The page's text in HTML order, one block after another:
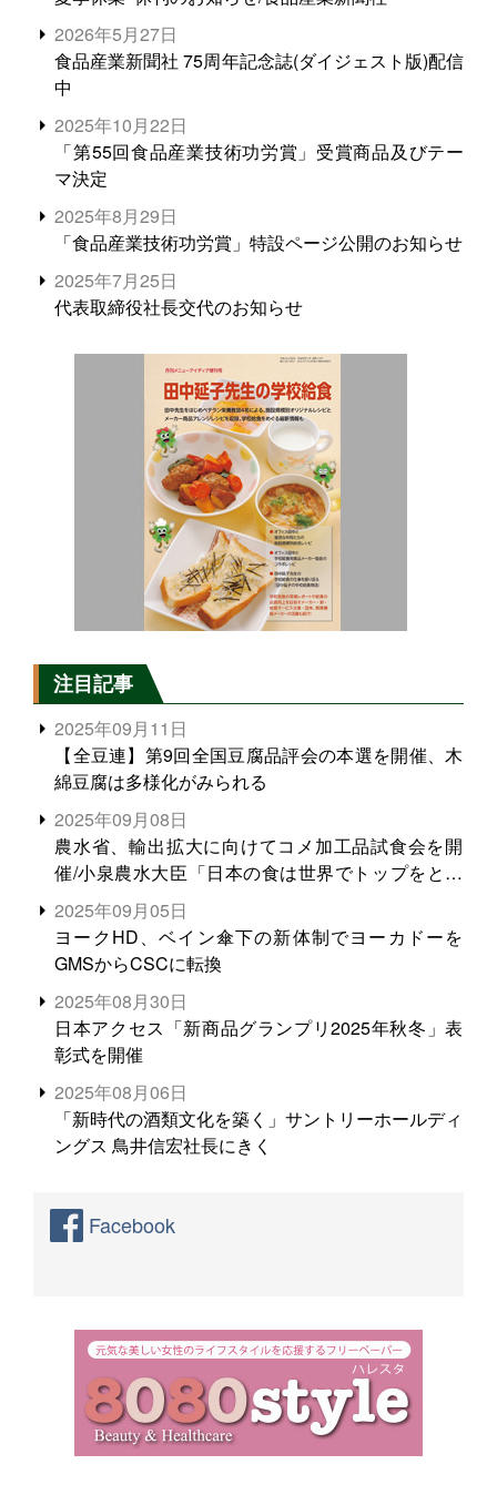
2026年5月27日
食品産業新聞社 75周年記念誌(ダイジェスト版)配信
中
2025年10月22日
「第55回食品産業技術功労賞」受賞商品及びテー
マ決定
2025年8月29日
「食品産業技術功労賞」特設ページ公開のお知らせ
2025年7月25日
代表取締役社長交代のお知らせ
注目記事
2025年09月11日
【全豆連】第9回全国豆腐品評会の本選を開催、木
綿豆腐は多様化がみられる
2025年09月08日
農水省、輸出拡大に向けてコメ加工品試食会を開
催/小泉農水大臣「日本の食は世界でトップをとれ
る。米増産に向けて、米輸出需要の拡大を」
2025年09月05日
ヨークHD、ベイン傘下の新体制でヨーカドーを
GMSからCSCに転換
2025年08月30日
日本アクセス「新商品グランプリ2025年秋冬」表
彰式を開催
2025年08月06日
「新時代の酒類文化を築く」サントリーホールディ
ングス 鳥井信宏社長にきく
Facebook